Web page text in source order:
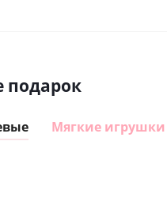
подарок
Мягкие игрушки